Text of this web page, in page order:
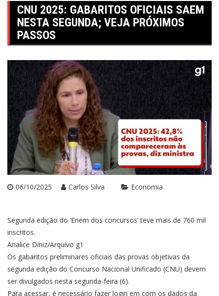
CNU 2025: GABARITOS OFICIAIS SAEM
NESTA SEGUNDA; VEJA PRÓXIMOS
PASSOS
06/10/2025 Carlos Silva Economia
Segunda edição do ‘Enem dos concursos’ teve mais de 760 mil
inscritos.
Analice Diniz/Arquivo g1
Os gabaritos preliminares oficiais das provas objetivas da
segunda edição do Concurso Nacional Unificado (CNU) devem
ser divulgados nesta segunda-feira (6).
Para acessar, é necessário fazer login em com os dados da